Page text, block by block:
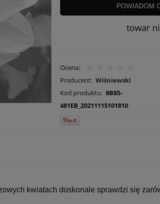
POWIADOM
towar
Ocena:
Producent: Wiśniewski
Kod produktu: 8B85-
481EB_20211115101810
kwiatach doskonale sprawdzi się